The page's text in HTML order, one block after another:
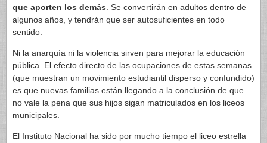
que aporten los demás . Se convertirán en adultos dentro de
algunos años, y tendrán que ser autosuficientes en todo
sentido.
Ni la anarquía ni la violencia sirven para mejorar la educación
pública. El efecto directo de las ocupaciones de estas semanas
(que muestran un movimiento estudiantil disperso y confundido)
es que nuevas familias están llegando a la conclusión de que
no vale la pena que sus hijos sigan matriculados en los liceos
municipales.
El Instituto Nacional ha sido por mucho tiempo el liceo estrella